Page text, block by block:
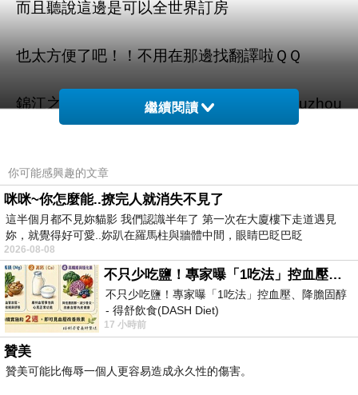
而且聽說這邊是可以全世界訂房
也太方便了吧！！不用在那邊找翻譯啦ＱＱ
錦江之星福州五一北路酒店 (Jinjiang Inn Fuzhou
North Wuyi Road) 的介紹在下面
如果有興趣到這附近玩的，不妨可以看看喔！
以下是 錦江之星福州五一北路酒店 (Jinjiang Inn
Fuzhou North Wuyi Road) 的介紹 如果也跟我一
樣喜歡不妨看看喔!
↓↓↓限量特優價格按鈕↓↓↓
繼續閱讀
你可能感興趣的文章
咪咪~你怎麼能..撩完人就消失不見了
這半個月都不見妳貓影 我們認識半年了 第一次在大廈樓下走道遇見
妳，就覺得好可愛..妳趴在羅馬柱與牆體中間，眼睛巴眨巴眨
2026-08-08
不只少吃鹽！專家曝「1吃法」控血壓、降膽固醇 - 得舒飲食(DASH Diet)
不只少吃鹽！專家曝「1吃法」控血壓、降膽固醇
- 得舒飲食(DASH Diet)
https://www.facebook.com/dietitiansophia/
17 小時前
贊美
贊美可能比侮辱一個人更容易造成永久性的傷害。